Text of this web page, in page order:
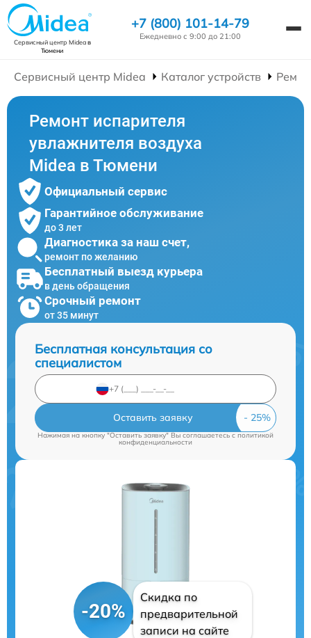
Сервисный центр Mideaв
Тюмени
+7 (800) 101-14-79
Ежедневно с 9:00 до 21:00
Сервисный центр Midea Каталог устройств
Ремонт испарителя
увлажнителя воздуха
Midea в Тюмени
Официальный сервис
Гарантийное обслуживание
до 3 лет
Диагностика за наш счет,
ремонт по желанию
Бесплатный выезд курьера
в день обращения
Срочный ремонт
от 35 минут
Бесплатная консультация со
специалистом
Оставить заявку
Нажимая на кнопку "Оставить заявку" Вы соглашаетесь cполитикой
конфиденциальности
-20%
Скидка по
предварительной
записи на сайте